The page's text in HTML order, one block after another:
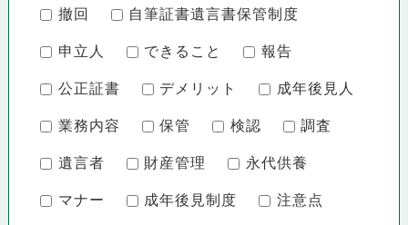
撤回 自筆証書遺言書保管制度
申立人 できること 報告
公正証書 デメリット 成年後見人
業務内容 保管 検認 調査
遺言者 財産管理 永代供養
マナー 成年後見制度 注意点